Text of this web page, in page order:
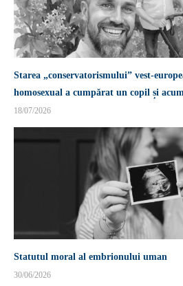
Starea „conservatorismului” vest-
homosexual a cumpărat un copil și
18/07/2026
Statutul moral al embrionului uman
30/06/2026